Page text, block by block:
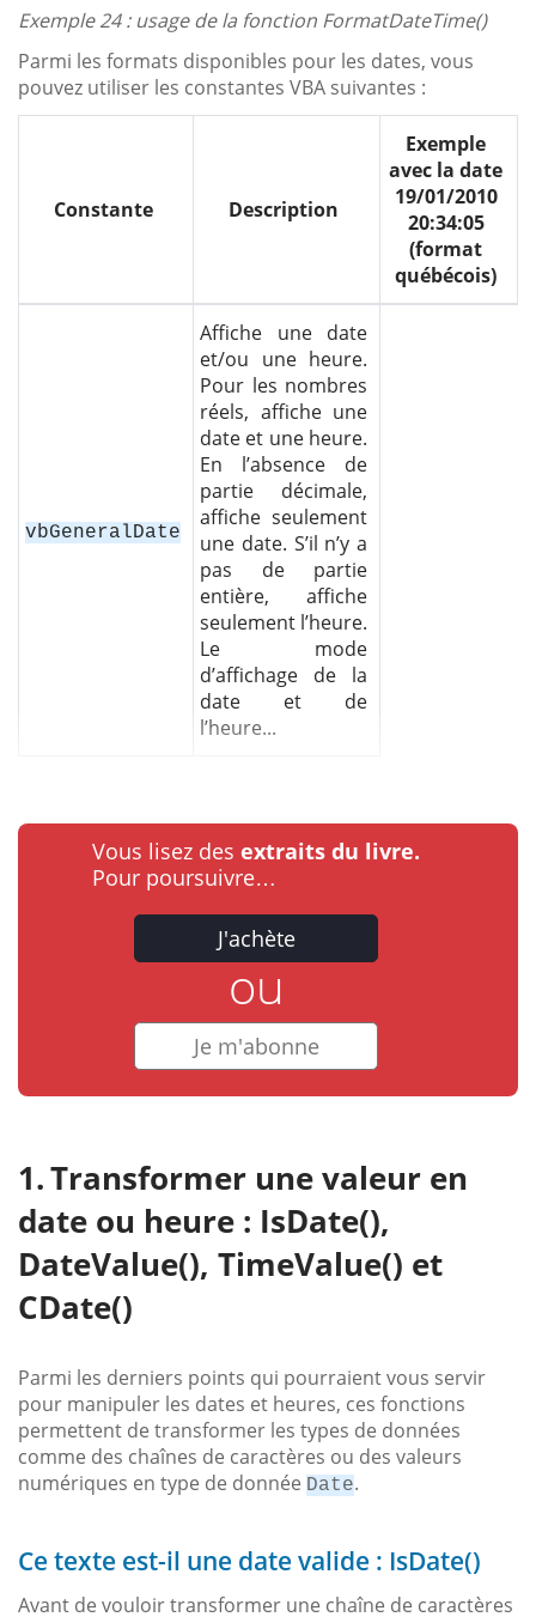
Exemple 24 : usage de la fonction FormatDateTime()
Parmi les formats disponibles pour les dates, vous
pouvez utiliser les constantes VBA suivantes :
Constante Description
Exemple
avec la date
19/01/2010
20:34:05
(format
québécois)
vbGeneralDate
Affiche une date
et/ou une heure.
Pour les nombres
réels, affiche une
date et une heure.
En l’absence de
partie décimale,
affiche seulement
une date. S’il n’y a
pas de partie
entière, affiche
seulement l’heure.
Le mode
d’affichage de la
date et de
l’heure...
Vous lisez des extraits du livre.
Pour poursuivre…
J'achète
ou
Je m'abonne
Transformer une valeur en
date ou heure : IsDate(),
DateValue(), TimeValue() et
CDate()
Parmi les derniers points qui pourraient vous servir
pour manipuler les dates et heures, ces fonctions
permettent de transformer les types de données
comme des chaînes de caractères ou des valeurs
numériques en type de donnée Date.
Ce texte est-il une date valide : IsDate()
Avant de vouloir transformer une chaîne de caractères